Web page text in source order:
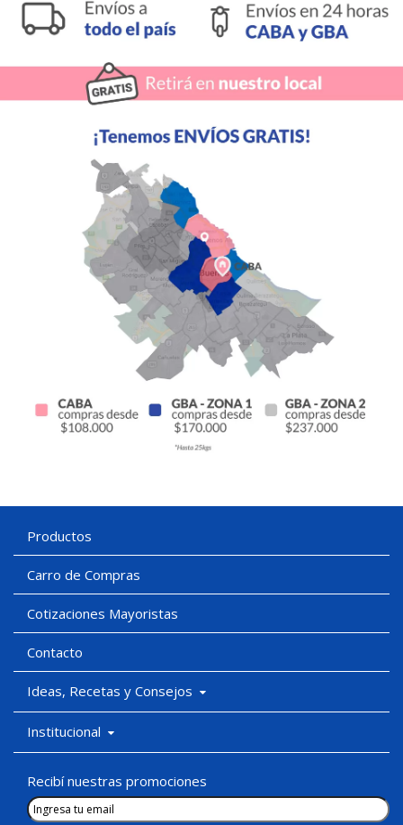
Productos
Carro de Compras
Cotizaciones Mayoristas
Contacto
Ideas, Recetas y Consejos
Institucional
Recibí nuestras promociones